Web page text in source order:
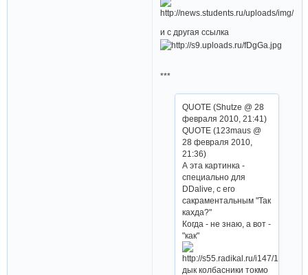
и с другая ссылка
***
QUOTE (Shutze @ 28
февраля 2010, 21:41)
QUOTE (123maus @
28 февраля 2010,
21:36)
А эта картинка -
специально для
DDalive, с его
сакраментальным "Так
кахда?"
Когда - не знаю, а вот -
"как"
дык колбасники токмо